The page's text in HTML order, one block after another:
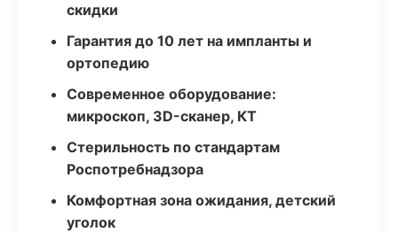
скидки
Гарантия до 10 лет на импланты и
ортопедию
Современное оборудование:
микроскоп, 3D-сканер, КТ
Стерильность по стандартам
Роспотребнадзора
Комфортная зона ожидания, детский
уголок